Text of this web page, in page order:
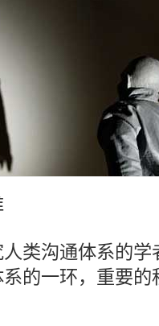
类沟通体系的学
的一环，重要